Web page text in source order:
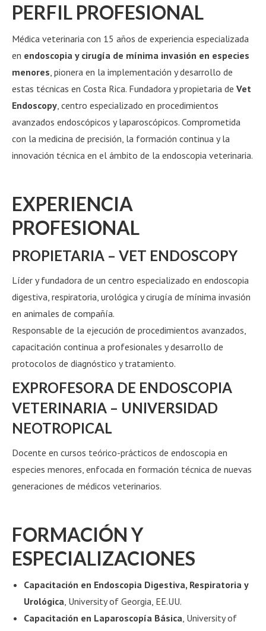
PERFIL PROFESIONAL
Médica veterinaria con 15 años de experiencia especializada
en endoscopia y cirugía de mínima invasión en especies
menores, pionera en la implementación y desarrollo de
estas técnicas en Costa Rica. Fundadora y propietaria de Vet
Endoscopy, centro especializado en procedimientos
avanzados endoscópicos y laparoscópicos. Comprometida
con la medicina de precisión, la formación continua y la
innovación técnica en el ámbito de la endoscopia veterinaria.
EXPERIENCIA
PROFESIONAL
PROPIETARIA – VET ENDOSCOPY
Líder y fundadora de un centro especializado en endoscopia
digestiva, respiratoria, urológica y cirugía de mínima invasión
en animales de compañía.
Responsable de la ejecución de procedimientos avanzados,
capacitación continua a profesionales y desarrollo de
protocolos de diagnóstico y tratamiento.
EXPROFESORA DE ENDOSCOPIA
VETERINARIA – UNIVERSIDAD
NEOTROPICAL
Docente en cursos teórico-prácticos de endoscopia en
especies menores, enfocada en formación técnica de nuevas
generaciones de médicos veterinarios.
FORMACIÓN Y
ESPECIALIZACIONES
Capacitación en Endoscopia Digestiva, Respiratoria y
Urológica, University of Georgia, EE.UU.
Capacitación en Laparoscopía Básica, University of